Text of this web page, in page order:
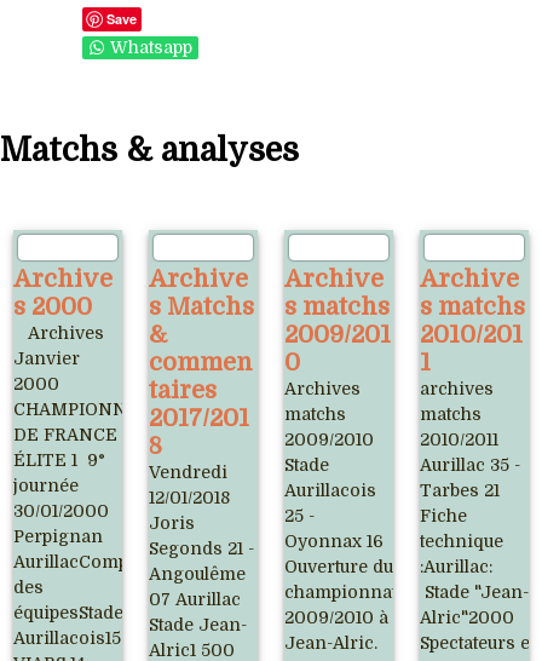
Save
Whatsapp
Matchs & analyses
Archive
s 2000
Archives
Janvier
2000
CHAMPIONNAT
DE FRANCE
ÉLITE 1 9°
journée
30/01/2000
Perpignan
AurillacComposition
des
équipesStade
Aurillacois15.
Archive
s Matchs
&
commen
taires
2017/201
8
Vendredi
12/01/2018
Joris
Segonds 21 -
Angoulême
07 Aurillac
Stade Jean-
Alric1 500
Archive
s matchs
2009/201
0
Archives
matchs
2009/2010
Stade
Aurillacois
25 -
Oyonnax 16
Ouverture du
championnat
2009/2010 à
Jean-Alric.
Archive
s matchs
2010/201
1
archives
matchs
2010/2011
Aurillac 35 -
Tarbes 21
Fiche
technique
:Aurillac:
Stade "Jean-
Alric"2000
Spectateurs